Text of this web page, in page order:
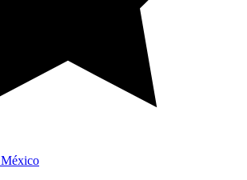
México